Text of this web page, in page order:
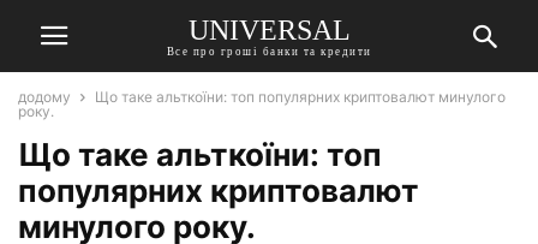
UNIVERSAL
Все про гроші банки та кредити
додому
Що таке альткоїни: топ популярних криптовалют минулого
року.
Що таке альткоїни: топ
популярних криптовалют
минулого року.